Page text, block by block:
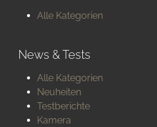
Alle Kategorien
News & Tests
Alle Kategorien
Neuheiten
Testberichte
Kamera